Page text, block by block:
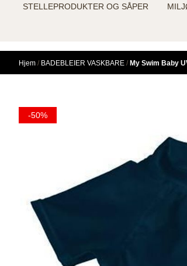
STELLEPRODUKTER OG SÅPER
Hjem / BADEBLEIER VASKBARE / My Swim Baby
-50%